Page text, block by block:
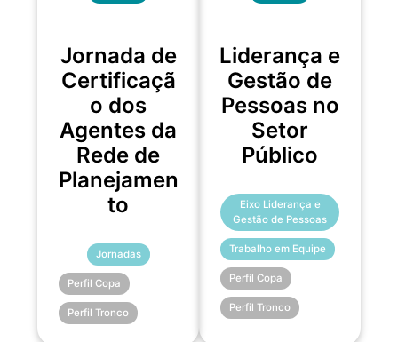
Jornada de
Certificaçã
o dos
Agentes da
Rede de
Planejamen
to
Jornadas
Perfil Copa
Perfil Tronco
Liderança e
Gestão de
Pessoas no
Setor
Público
Eixo Liderança e
Gestão de Pessoas
Trabalho em Equipe
Perfil Copa
Perfil Tronco